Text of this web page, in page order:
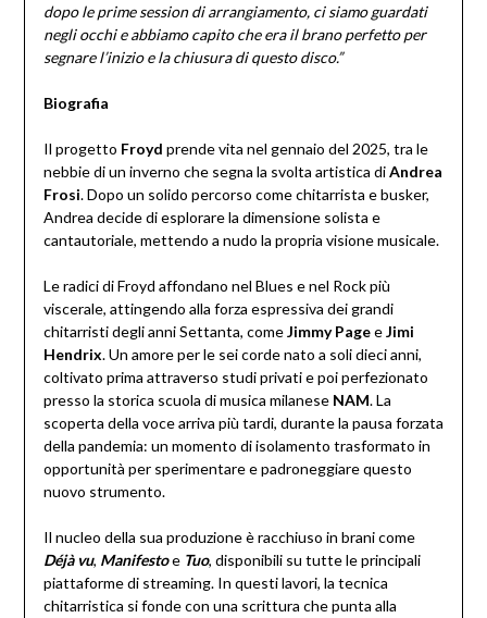
dopo le prime session di arrangiamento, ci siamo guardati
negli occhi e abbiamo capito che era il brano perfetto per
segnare l’inizio e la chiusura di questo disco.”
Biografia
Il progetto Froyd prende vita nel gennaio del 2025, tra le
nebbie di un inverno che segna la svolta artistica diAndrea
Frosi. Dopo un solido percorso come chitarrista e busker,
Andrea decide di esplorare la dimensione solista e
cantautoriale, mettendo a nudo la propria visione musicale.
Le radici di Froyd affondano nel Blues e nel Rock più
viscerale, attingendo alla forza espressiva dei grandi
chitarristi degli anni Settanta, comeJimmy PageeJimi
Hendrix. Un amore per le sei corde nato a soli dieci anni,
coltivato prima attraverso studi privati e poi perfezionato
presso la storica scuola di musica milanese NAM. La
scoperta della voce arriva più tardi, durante la pausa forzata
della pandemia: un momento di isolamento trasformato in
opportunità per sperimentare e padroneggiare questo
nuovo strumento.
Il nucleo della sua produzione è racchiuso in brani come
Déjà vu, Manifestoe Tuo, disponibili su tutte le principali
piattaforme di streaming. In questi lavori, la tecnica
chitarristica si fonde con una scrittura che punta alla